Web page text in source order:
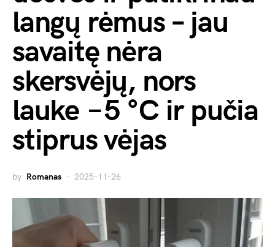
langų rėmus – jau
savaitę nėra
skersvėjų, nors
lauke −5 °C ir pučia
stiprus vėjas
by Romanas 2025-11-26